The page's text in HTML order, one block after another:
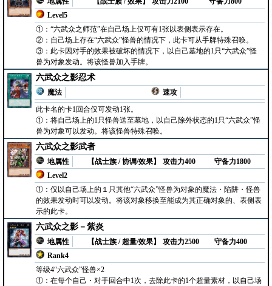
Level5
①：“六武众之师范”在自己场上仅可有1张以表侧表示存在。
②：自己场上存在“六武众”怪兽的情况下，此卡可从手牌特殊召唤。
③：此卡因对手的效果被破坏的情况下，以自己墓地的1只“六武众”怪
兽为对象发动。将该怪兽加入手牌。
六武众之影忍术
魔法
速攻
此卡名的卡1回合仅可发动1张。
①：将自己场上的1只怪兽送至墓地，以自己除外状态的1只“六武众”怪
兽为对象可以发动。将该怪兽特殊召唤。
六武众之影武者
地属性
【战士族 / 协调/效果】
Level2
攻击力400 守备力1800
①：仅以自己场上的１只其他“六武众”怪兽为对象的魔法・陷阱・怪兽
的效果发动时可以发动。将该对象移换至能成为其正确对象的、表侧表
示的此卡。
六武众之影－紫炎
地属性
【战士族 / 超量/效果】
Rank4
攻击力2500 守备力400
等级4“六武众”怪兽×2
①：在每个自己・对手回合中1次，去除此卡的1个超量素材，以自己场